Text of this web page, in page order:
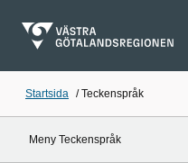
Startsida /Teckenspråk
Meny Teckenspråk